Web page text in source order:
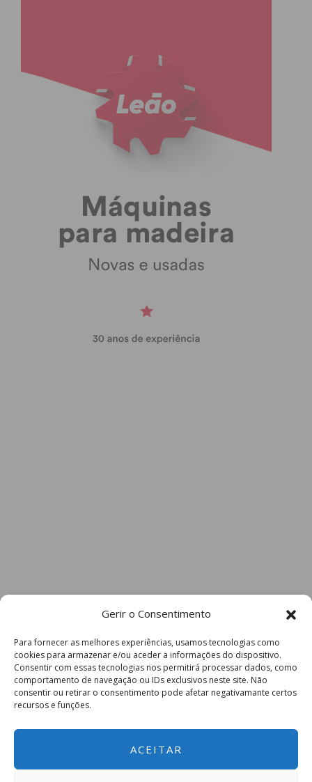
Gerir o Consentimento
Para fornecer as melhores experiências, usamos tecnologias como
cookies para armazenar e/ou aceder a informações do dispositivo.
Consentir com essas tecnologias nos permitirá processar dados, como
comportamento de navegação ou IDs exclusivos neste site. Não
consentir ou retirar o consentimento pode afetar negativamante certos
recursos e funções.
ACEITAR